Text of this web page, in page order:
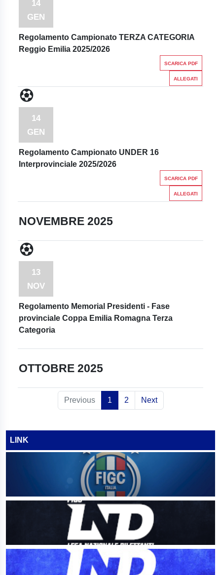
14
GEN
Regolamento Campionato TERZA CATEGORIA
Reggio Emilia 2025/2026
SCARICA PDF
ALLEGATI
14
GEN
Regolamento Campionato UNDER 16
Interprovinciale 2025/2026
SCARICA PDF
ALLEGATI
NOVEMBRE 2025
13
NOV
Regolamento Memorial Presidenti - Fase
provinciale Coppa Emilia Romagna Terza
Categoria
OTTOBRE 2025
Previous 1 2 Next
LINK